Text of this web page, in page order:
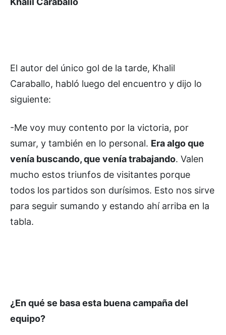
El autor del único gol de la tarde, Khalil
Caraballo, habló luego del encuentro y dijo lo
siguiente:
-Me voy muy contento por la victoria, por
sumar, y también en lo personal. Era algo que
venía buscando, que venía trabajando. Valen
mucho estos triunfos de visitantes porque
todos los partidos son durísimos. Esto nos sirve
para seguir sumando y estando ahí arriba en la
tabla.
¿En qué se basa esta buena campaña del
equipo?